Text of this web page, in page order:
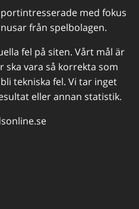
med fokus
från spelbolagen.
fel på siten. Vårt mål är
vara så korrekta som
tekniska fel. Vi tar inget
eller annan statistik.